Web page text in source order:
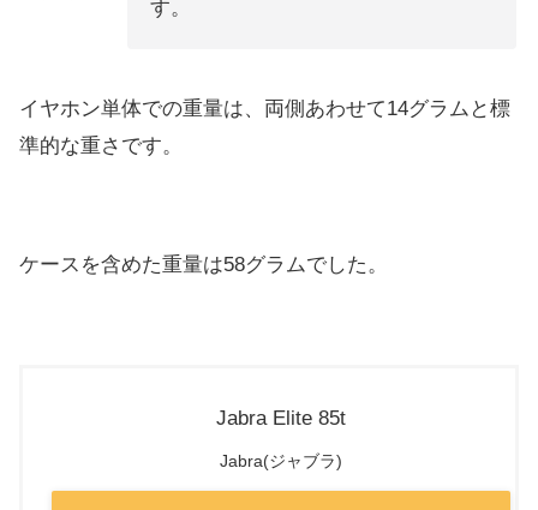
す。
イヤホン単体での重量は、両側あわせて14グラムと標
準的な重さです。
ケースを含めた重量は58グラムでした。
Jabra Elite 85t
Jabra(ジャブラ)